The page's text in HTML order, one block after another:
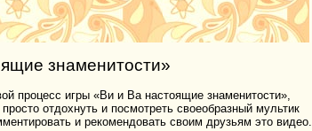
знаменитости»
процесс игры «Ви и Ва настоящие знаменитости»,
отдохнуть и посмотреть своеобразный мультик
и рекомендовать своим друзьям это видео.